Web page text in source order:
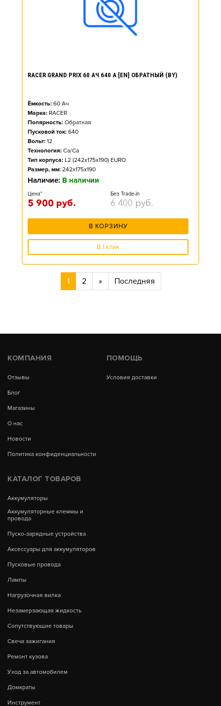
RACER GRAND PRIX 60 АЧ 640 А [EN] ОБРАТНЫЙ (BY)
Ёмкость: 60 Ач
Марка: RACER
Полярность: Обратная
Пусковой ток: 640
Вольт: 12
Технология: Ca/Ca
Тип корпуса: L2 (242x175x190) EURO
Размер, мм: 242x175x190
Наличие: В наличии
Цена*
5 900 руб.
Без Trade-in
6 400 руб.
В КОРЗИНУ
В 1 клик
1 2 » Последняя
КОМПАНИЯ
Отзывы
Блог
Магазины
О нас
Новости
Политика конфиденциальности
ПОМОЩЬ
Условия доставки
КАТАЛОГ ТОВАРОВ
Аккумуляторы
Аккумуляторные клеммы и
провода
Пуско-зарядные устройства
Аксессуары для аккумуляторов
Пусковые провода
Лампы
Нагрузочная вилка
Незамерзающая жидкость
Сопутствующие товары
Свеча зажигания
Ремонт кузова
Уход за автомобилем
Домкраты
Инструмент